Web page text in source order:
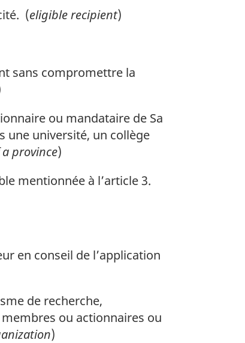
(eligible recipient)
sans compromettre la
ou mandataire de Sa
une université, un collège
province)
mentionnée à l’article 3.
en conseil de l’application
de recherche,
ou actionnaires ou
)